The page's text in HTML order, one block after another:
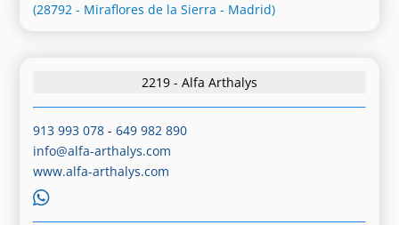
(28792 - Miraflores de la Sierra - Madrid)
2219 - Alfa Arthalys
913 993 078 -649 982 890
info@alfa-arthalys.com
www.alfa-arthalys.com